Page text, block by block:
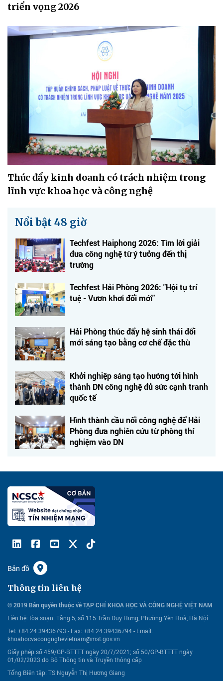
triển vọng 2026
Thúc đẩy kinh doanh có trách nhiệm trong
lĩnh vực khoa học và công nghệ
Nổi bật 48 giờ
Techfest Haiphong 2026: Tìm lời giải
đưa công nghệ từ ý tưởng đến thị
trường
Techfest Hải Phòng 2026: "Hội tụ trí
tuệ - Vươn khơi đổi mới"
Hải Phòng thúc đẩy hệ sinh thái đổi
mới sáng tạo bằng cơ chế đặc thù
Khởi nghiệp sáng tạo hướng tới hình
thành DN công nghệ đủ sức cạnh tranh
quốc tế
Hình thành cầu nối công nghệ để Hải
Phòng đưa nghiên cứu từ phòng thí
nghiệm vào DN
Bản đồ
Thông tin liên hệ
© 2019 Bản quyền thuộc về TẠP CHÍ KHOA HỌC VÀ CÔNG NGHỆ VIỆT NAM
Liên hệ: tòa soạn: Tầng 5, số 115 Trần Duy Hưng, Phường Yên Hoà, Hà Nội
Tel: +84 24 39436793 - Fax: +84 24 39436794 - Email:
khoahocvacongnghevietnam@mst.gov.vn
Giấy phép số 459/GP-BTTTT ngày 20/7/2021; số 50/GP-BTTTT ngày
01/02/2023 do Bộ Thông tin và Truyền thông cấp
Tổng Biên tập: TS Nguyễn Thị Hương Giang